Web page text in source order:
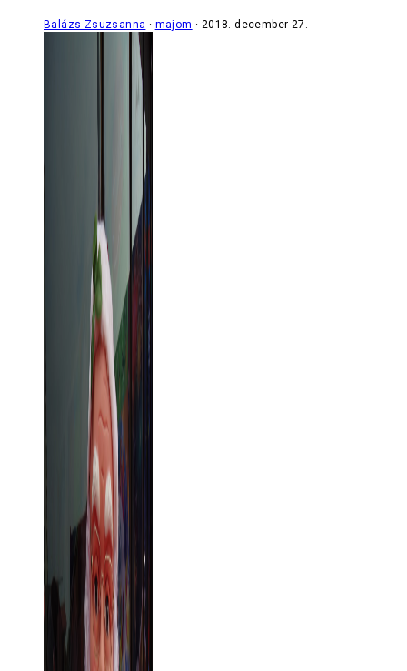
Balázs Zsuzsanna majom 2018. december 27.